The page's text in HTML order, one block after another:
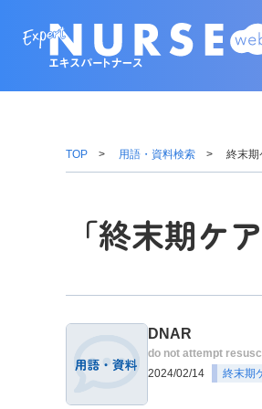
TOP 用語・資料検索 終末期
「終末期
DNAR
do not attempt
2024/02/14
終末期